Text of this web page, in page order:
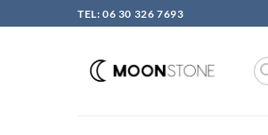
to
TEL: 06 30 326 7693